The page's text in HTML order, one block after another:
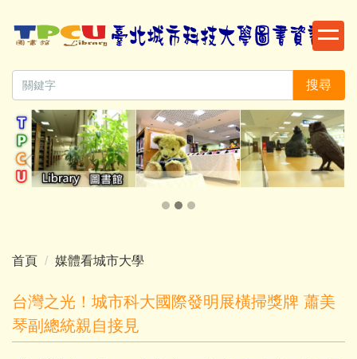
到
要
區
搜尋
首頁 媒體看城市大學
台灣之光！城市科大國際發明展橫掃獎牌 蕭美
琴副總統親自接見